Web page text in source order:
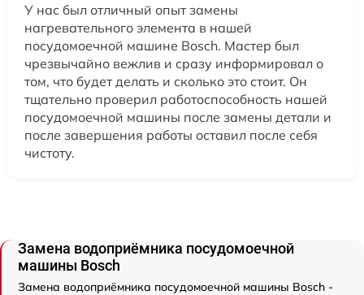
У нас был отличный опыт замены
нагревательного элемента в нашей
посудомоечной машине Bosch. Мастер был
чрезвычайно вежлив и сразу информировал о
том, что будет делать и сколько это стоит. Он
тщательно проверил работоспособность нашей
посудомоечной машины после замены детали и
после завершения работы оставил после себя
чистоту.
Замена водоприёмника посудомоечной
машины Bosch
Замена водоприёмника посудомоечной машины Bosch -